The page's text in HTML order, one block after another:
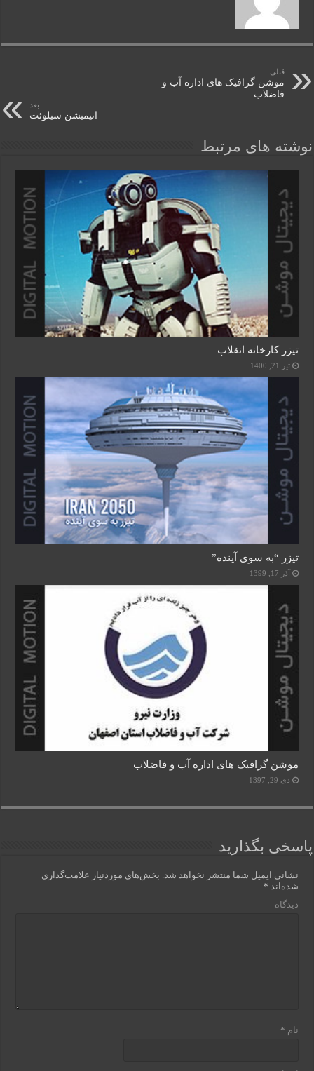
قبلی
موشن گرافیک های اداره آب و
فاضلاب
بعد
انیمیشن سیلوئت
نوشته های مرتبط
تیزر کارخانه انقلاب
تیر 21, 1400
تیزر “به سوی آینده”
آذر 17, 1399
موشن گرافیک های اداره آب و فاضلاب
دی 29, 1397
پاسخی بگذارید
نشانی ایمیل شما منتشر نخواهد شد. بخش‌های موردنیاز علامت‌گذاری
شده‌اند *
دیدگاه
نام *